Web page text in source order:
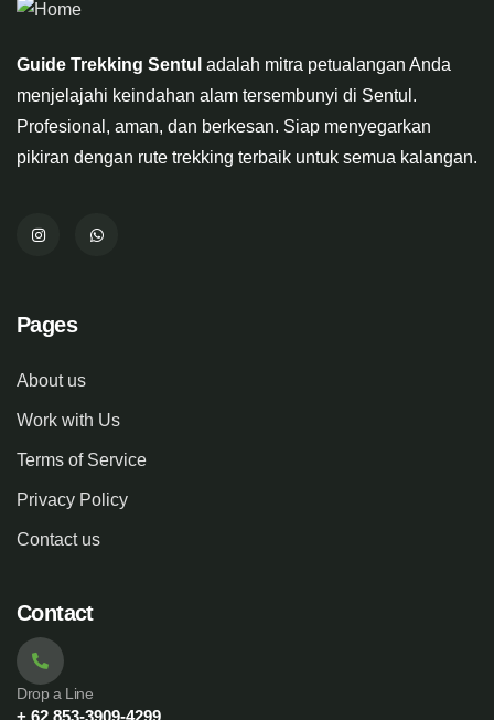
Guide Trekking Sentul adalah mitra petualangan Anda
menjelajahi keindahan alam tersembunyi di Sentul.
Profesional, aman, dan berkesan. Siap menyegarkan
pikiran dengan rute trekking terbaik untuk semua kalangan.
Pages
About us
Work with Us
Terms of Service
Privacy Policy
Contact us
Contact
Drop a Line